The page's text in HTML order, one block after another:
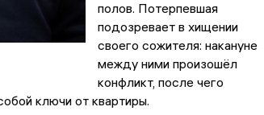
полов. Потерпевшая
подозревает в хищении
своего сожителя: накануне
между ними произошёл
конфликт, после чего
ключи от квартиры.